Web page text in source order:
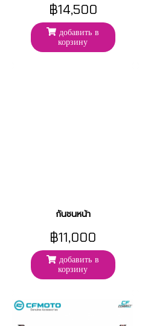
฿14,500
добавить в
корзину
กันชนหน้า
฿11,000
добавить в
корзину